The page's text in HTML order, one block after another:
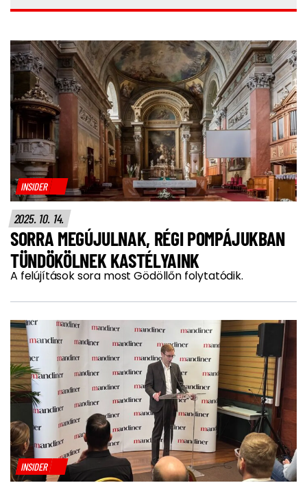
INSIDER
2025. 10. 14.
SORRA MEGÚJULNAK, RÉGI POMPÁJUKBAN
TÜNDÖKÖLNEK KASTÉLYAINK
A felújítások sora most Gödöllőn folytatódik.
INSIDER